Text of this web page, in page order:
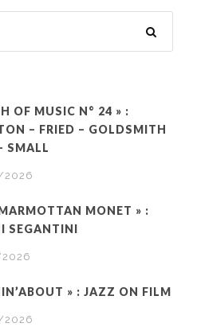
OF MUSIC N° 24 » :
– FRIED – GOLDSMITH
SMALL
MONET » :
SEGANTINI
» : JAZZ ON FILM